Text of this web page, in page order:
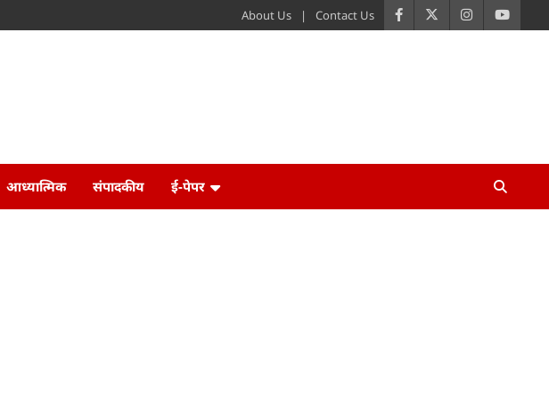
About Us Contact Us
आध्यात्मिक संपादकीय ई-पेपर